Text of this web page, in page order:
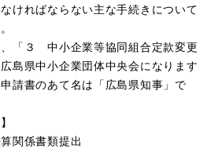
ければならない主な手続きについて
「３ 中小企業等協同組合定款変更
島県中小企業団体中央会になります
請書のあて名は「広島県知事」で
関係書類提出